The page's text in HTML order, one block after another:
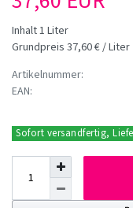
Inhalt1 Liter
Grundpreis 37,60 € / Liter
Artikelnummer:
EAN:
Sofort versandfertig,